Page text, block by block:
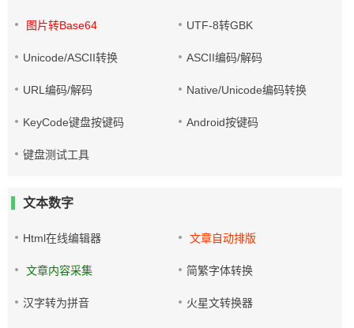
图片转Base64 UTF-8转GBK
Unicode/ASCII转换 ASCII编码/解码
URL编码/解码 Native/Unicode编码转换
KeyCode键盘按键码 Android按键码
键盘测试工具
文本数字
Html在线编辑器 文章自动排版
文章内容采集 简繁字体转换
汉字转为拼音 火星文转换器